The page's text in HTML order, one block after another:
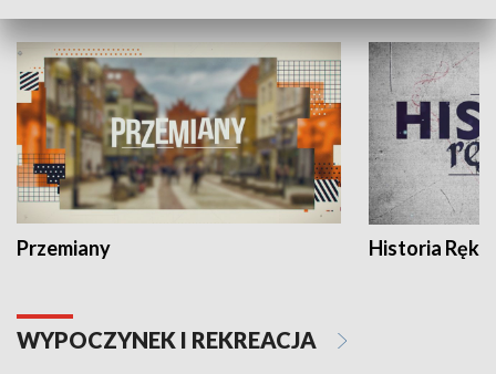
Przemiany Historia Ręką
WYPOCZYNEK I REKREACJA